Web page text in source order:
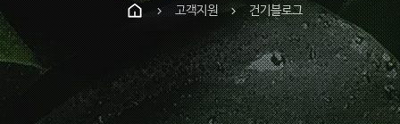
chevron_right 고객지원 chevron_right 건기블로그